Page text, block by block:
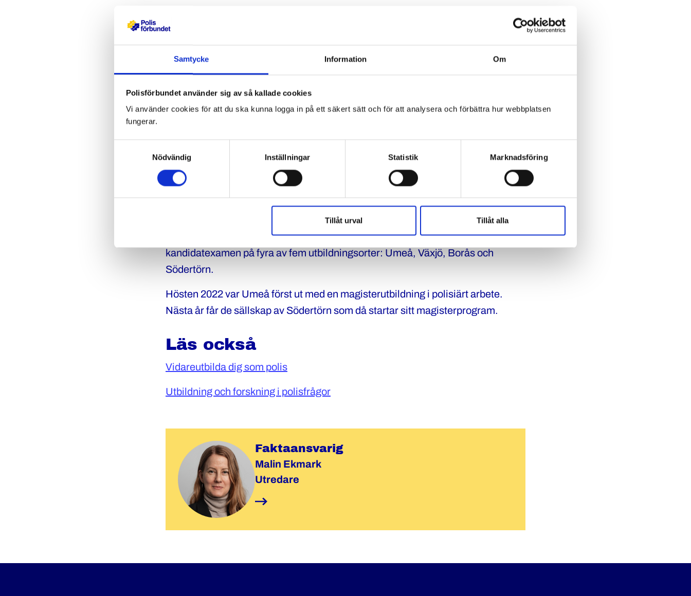
Samtycke Information Om
Polisförbundet använder sig av så kallade cookies
Vi använder cookies för att du ska kunna logga in på ett säkert sätt och för att analysera och förbättra hur webbplatsen
fungerar.
Nödvändig
Inställningar Statistik Marknadsföring
Tillåt urval Tillåt alla
jobbat vid polisutbildningen på Umeå universitet och är jobbar sedan ett par år
tillbaka med polisutbildningen på Södertörns högskola.
”Det är framför allt ett historiskt steg framåt för ämnet polisvetenskap här i
Sverige. Det känns väldigt bra”, säger Mehdi Ghazinour på
högskolas webbplats om den nyinrättade professuren .
för ett polisarbete med högre kvalitet, samt att man bättre tar tillvara polisers
kunskaper och erfarenheter.
Vägen till mer polisforskning – och att fler poliser forskar inom ämnet polisiärt
arbete – är att fler poliser vidareutbildar sig efter grundutbildningen. Tidigare har
sådana möjligheter saknats men numera går det att läsa vidare till en
kandidatexamen på fyra av fem utbildningsorter: Umeå, Växjö, Borås och
Södertörn.
Hösten 2022 var Umeå först ut med en magisterutbildning i polisiärt arbete.
Nästa år får de sällskap av Södertörn som då startar sitt magisterprogram.
Läs också
Vidareutbilda dig som polis
Utbildning och forskning i polisfrågor
Faktaansvarig
Malin Ekmark
Utredare